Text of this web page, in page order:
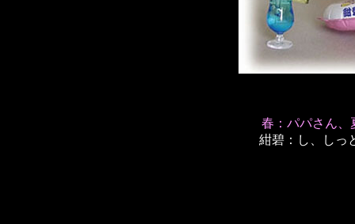
春：パパさん、
紺碧：し、しっ